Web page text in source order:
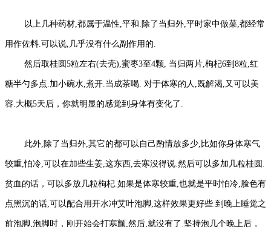
以上几种药材,都属于温性,平和.除了当归外,平时家中做菜,都经常
用作佐料.可以说,几乎没有什么副作用的.
然后取桂圆5粒左右(去壳),蜜枣3至4颗, 当归两片,枸杞6到8粒,红
糖半勺多点.加小碗水,煮开.当成茶喝. 对于体寒的人,既解渴,又可以美
容.大概5天后，你就明显的感觉到身体有变化了.
此外,除了当归外,其它的都可以自己酌情放多少,比如你身体寒气
较重,怕冷,可以在加些生姜,这东西,去寒没得说.然后可以多加几粒桂圆.
贫血的话，可以多放几粒枸杞.如果是体寒较重,也就是平时怕冷,脸色有
点黑沉的话,可以配合用开水冲艾叶泡脚,这样效果更好些.到晚上睡觉之
前泡脚,泡脚时，刚开始会打寒颤,然后,就没有了.坚持泡几个晚上后，